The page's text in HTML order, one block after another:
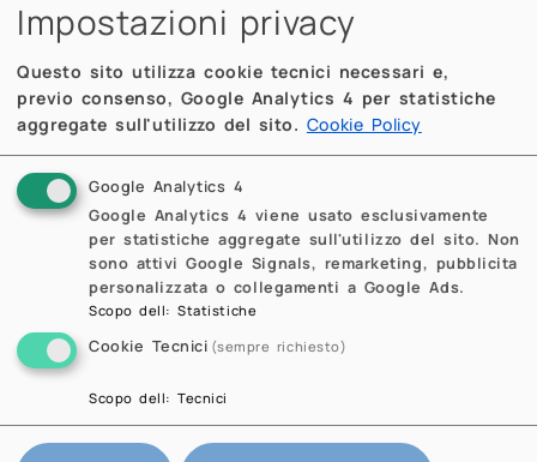
Impostazioni privacy
Questo sito utilizza cookie tecnici necessari e,
previo consenso, Google Analytics 4 per statistiche
aggregate sull'utilizzo del sito. Cookie Policy
Google Analytics 4
Google Analytics 4 viene usato esclusivamente
per statistiche aggregate sull'utilizzo del sito. Non
sono attivi Google Signals, remarketing, pubblicita
personalizzata o collegamenti a Google Ads.
Scopo dell:Statistiche
Cookie Tecnici (sempre richiesto)
Scopo dell:Tecnici